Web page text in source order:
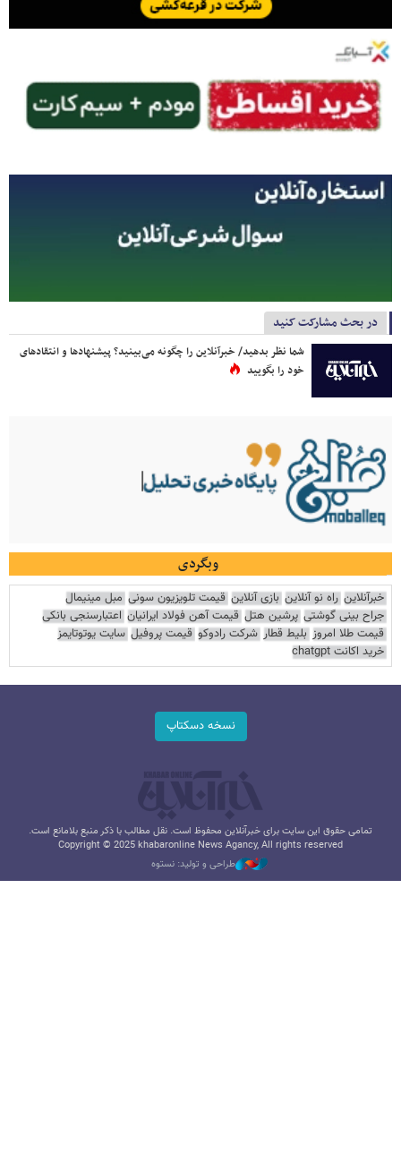
در بحث مشارکت کنید
شما نظر بدهید/ خبرآنلاین را چگونه می‌بینید؟ پیشنهادها و انتقادهای
خود را بگویید
وبگردی
خبرآنلاین راه نو آنلاین بازی آنلاین قیمت تلویزیون سونی مبل مینیمال
جراح بینی گوشتی پرشین هتل قیمت آهن فولاد ایرانیان اعتبارسنجی بانکی
قیمت طلا امروز بلیط قطار شرکت رادوکو قیمت پروفیل سایت یوتوتایمز
خرید اکانت chatgpt
نسخه دسکتاپ
تمامی حقوق این سایت برای خبرآنلاین محفوظ است. نقل مطالب با ذکر منبع بلامانع است.
Copyright © 2025 khabaronline News Agancy, All rights reserved
طراحی و تولید: نستوه